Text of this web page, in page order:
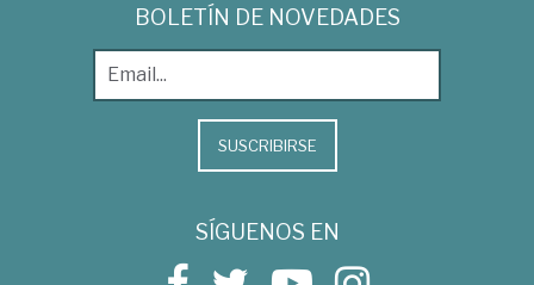
BOLETÍN DE NOVEDADES
SUSCRIBIRSE
SÍGUENOS EN